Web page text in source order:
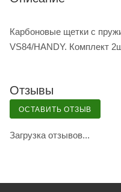
Карбоновые щетки с
VS84/HANDY. Комплект
Отзывы
ОСТАВИТЬ ОТЗЫВ
Загрузка отзывов...